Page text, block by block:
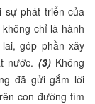
sự phát triển của
chỉ là hành
góp phần xây
nước. (3)Không
đã gửi gắm lời
con đường tìm